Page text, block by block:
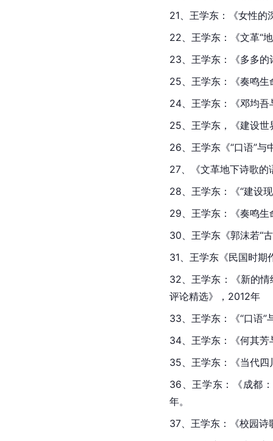
21、王学东：《女性
22、王学东：《文革“
23、王学东：《多多
25、王学东：《奏鸣
24、王学东：《邓均
25、王学东，《建设
26、王学东《“口语”与
27、《文革地下诗歌的
28、王学东：《“建设
29、王学东：《奏鸣
30、王学东《郭沫若“
31、王学东《民国时
32、王学东：《新的
评论精选》，2012年
33、王学东：《“口语”
34、王学东：《何其芳
35、王学东：《当代
36、王学东：《成都
年。
37、王学东：《校园